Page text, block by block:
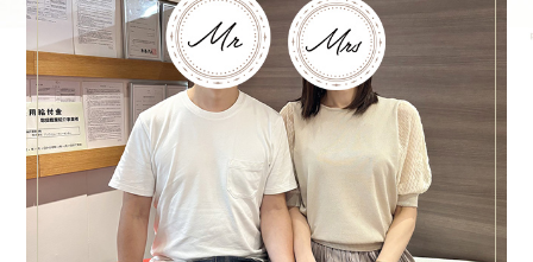
ご成婚までの流れ
親御様向け